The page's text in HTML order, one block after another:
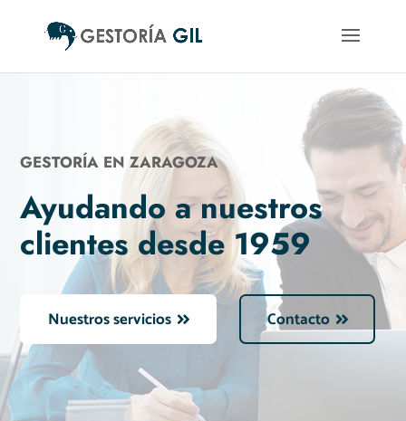
GESTORÍA EN ZARAGOZA
Ayudando a nuestros
clientes desde 1959
Nuestros servicios Contacto